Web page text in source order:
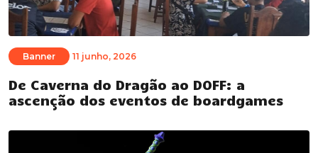
Banner 11 junho, 2026
De Caverna do Dragão ao DOFF: a
ascenção dos eventos de boardgames